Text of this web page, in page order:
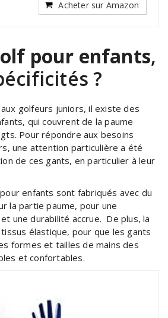
Acheter sur Amazon
pour enfants,
?
golfeurs juniors, il existe des
qui couvrent de la paume
Pour répondre aux besoins
une attention particulière a été
de ces gants, en particulier à leur
enfants sont fabriqués avec du
la partie paume, pour une
une durabilité accrue. De plus, la
élastique, pour que les gants
formes et tailles de mains des
et confortables.